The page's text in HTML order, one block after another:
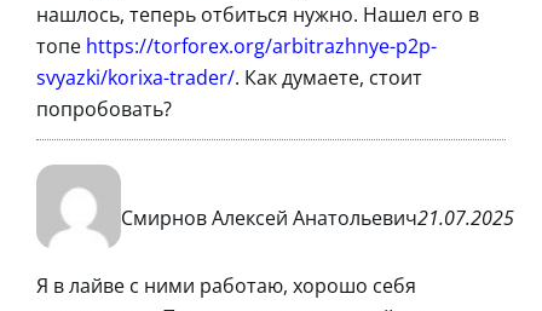
нашлось, теперь отбиться нужно. Нашел его в
топе https://torforex.org/arbitrazhnye-p2p-
svyazki/korixa-trader/. Как думаете, стоит
попробовать?
Смирнов Алексей Анатольевич21.07.2025
Я в лайве с ними работаю, хорошо себя